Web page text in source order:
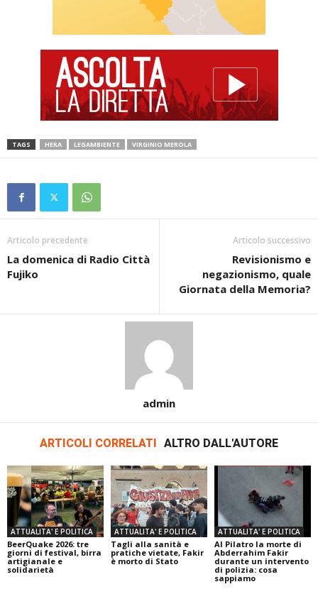
TAGS HERA LEGAMBIENTE VIRGINIO MEROLA
Articolo precedente
La domenica di Radio Città
Fujiko
Articolo successivo
Revisionismo e
negazionismo, quale
Giornata della Memoria?
admin
ARTICOLI CORRELATI ALTRO DALL'AUTORE
ATTUALITA' E POLITICA
BeerQuake 2026: tre
giorni di festival, birra
artigianale e
solidarietà
ATTUALITA' E POLITICA
Tagli alla sanità e
pratiche vietate, Fakir
è morto di Stato
ATTUALITA' E POLITICA
Al Pilatro la morte di
Abderrahim Fakir
durante un intervento
di polizia: cosa
sappiamo